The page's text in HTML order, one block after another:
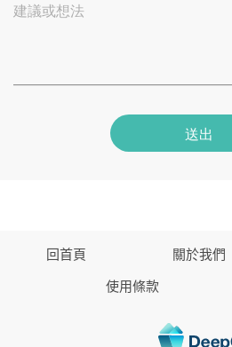
建議或想法
送出
回首頁 關於我們
使用條款